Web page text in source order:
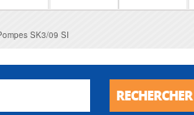
SK3/09 SI
RECHERCHER